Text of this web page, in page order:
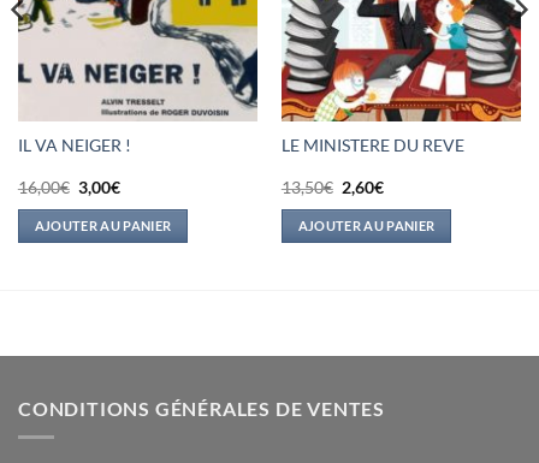
IL VA NEIGER !
16,00€ Le
prix
initial
était :
16,00€.
3,00€Le
actuel
est :
3,00€.
AJOUTER AU PANIER
LE MINISTERE DU REVE
13,50€ Le
prix
initial
était :
13,50€.
2,60€Le
actuel
est :
2,60€.
AJOUTER AU PANIER
CONDITIONS GÉNÉRALES DE VENTES